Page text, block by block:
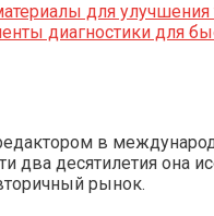
для
диагностики для
в
два десятилетия
рынок.